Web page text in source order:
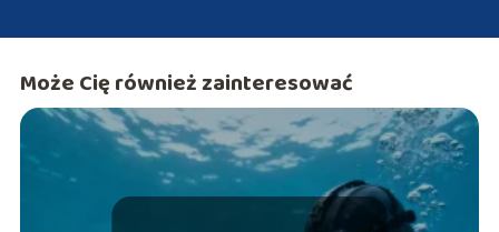
Może Cię również zainteresować